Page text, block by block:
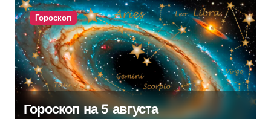
с
я
м
Гороскоп
Гороскоп на 5 августа